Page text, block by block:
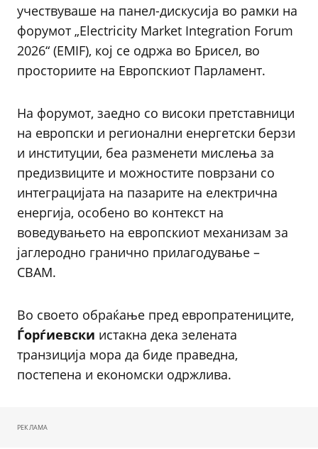
учествуваше на панел-дискусија во рамки на
форумот „Electricity Market Integration Forum
2026“ (EMIF), кој се одржа во Брисел, во
просториите на Европскиот Парламент.
На форумот, заедно со високи претставници
на европски и регионални енергетски берзи
и институции, беа разменети мислења за
предизвиците и можностите поврзани со
интеграцијата на пазарите на електрична
енергија, особено во контекст на
воведувањето на европскиот механизам за
јаглеродно гранично прилагодување –
CBAM.
Во своето обраќање пред европратениците,
Ѓорѓиевски истакна дека зелената
транзиција мора да биде праведна,
постепена и економски одржлива.
РЕКЛАМА